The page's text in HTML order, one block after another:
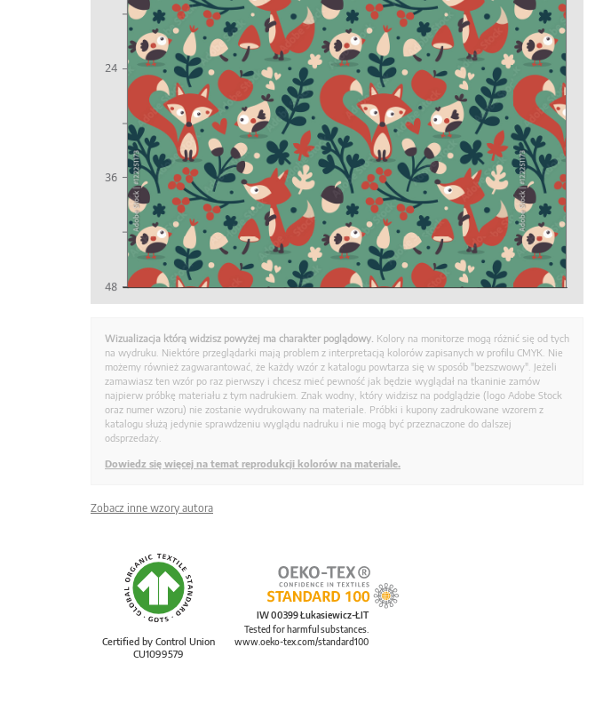
Wizualizacja którą widzisz powyżej ma charakter poglądowy. Kolory na monitorze mogą różnić się od tych
na wydruku. Niektóre przeglądarki mają problem z interpretacją kolorów zapisanych w profilu CMYK. Nie
możemy również zagwarantować, że każdy wzór z katalogu powtarza się w sposób "bezszwowy". Jeżeli
zamawiasz ten wzór po raz pierwszy i chcesz mieć pewność jak będzie wyglądał na tkaninie zamów
najpierw próbkę materiału z tym nadrukiem. Znak wodny, który widzisz na podglądzie (logo Adobe Stock
oraz numer wzoru) nie zostanie wydrukowany na materiale. Próbki i kupony zadrukowane wzorem z
katalogu służą jedynie sprawdzeniu wyglądu nadruku i nie mogą być przeznaczone do dalszej
odsprzedaży.
Dowiedz się więcej na temat reprodukcji kolorów na materiale.
Zobacz inne wzory autora
Certified by Control Union
CU1099579
IW 00399 Łukasiewicz-ŁIT
Tested for harmful substances.
www.oeko-tex.com/standard100